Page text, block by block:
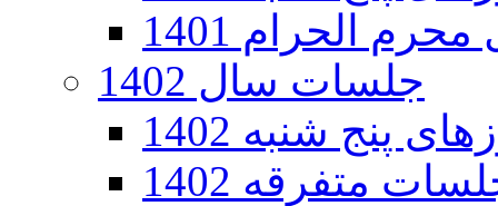
الحرام 1401
جلسات سال 1402
پنج شنبه 1402
متفرقه 1402